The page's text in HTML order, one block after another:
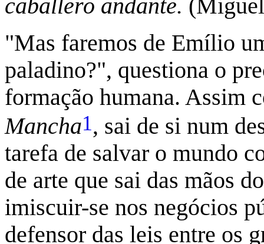
caballero andante.
"Mas faremos de Emílio
paladino?", questiona o
formação humana. Assim
Mancha1, sai de si num
tarefa de salvar o mundo
de arte que sai das mãos
imiscuir-se nos negócios
defensor das leis entre os